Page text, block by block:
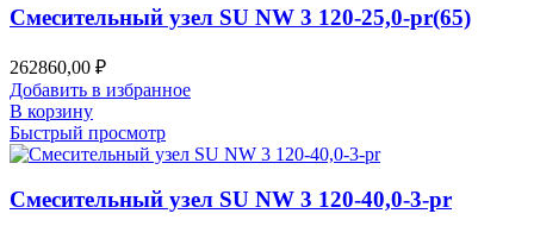
Смесительный узел SU NW 3 120-25,0-pr(65)
262860,00 ₽
Добавить в избранное
В корзину
Быстрый просмотр
Смесительный узел SU NW 3 120-40,0-3-pr